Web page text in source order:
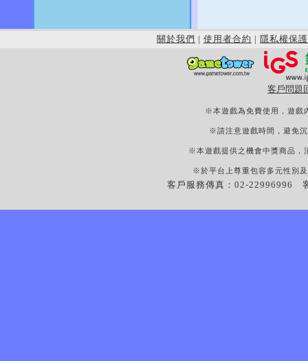
關於我們 | 使用者合約 | 隱私權保護
客戶問題
※本遊戲為免費使用，遊戲
※請注意遊戲時間，避免
※本遊戲提供之機會中獎商品，
※於平台上尊重包容多元性別
客戶服務傳真：02-22996996